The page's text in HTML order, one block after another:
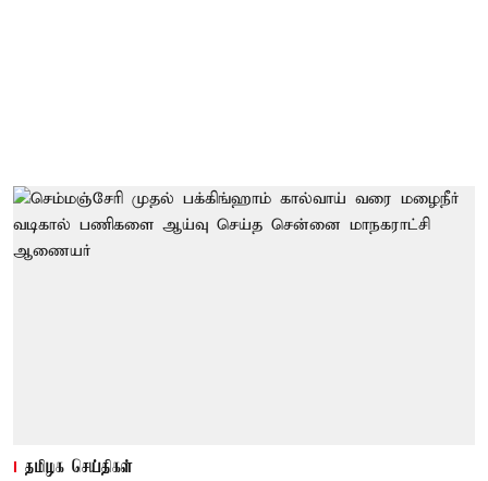
தமிழக செய்திகள்